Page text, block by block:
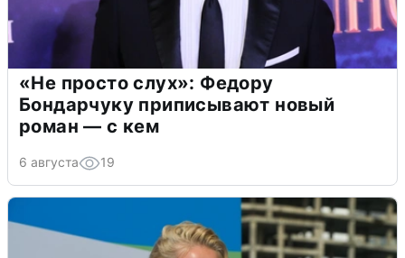
«Не просто слух»: Федору
Бондарчуку приписывают новый
роман — с кем
6 августа 19